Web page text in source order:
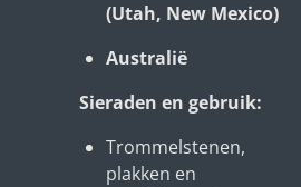
(Utah, New Mexico)
Australië
Sieraden en gebruik:
Trommelstenen,
plakken en